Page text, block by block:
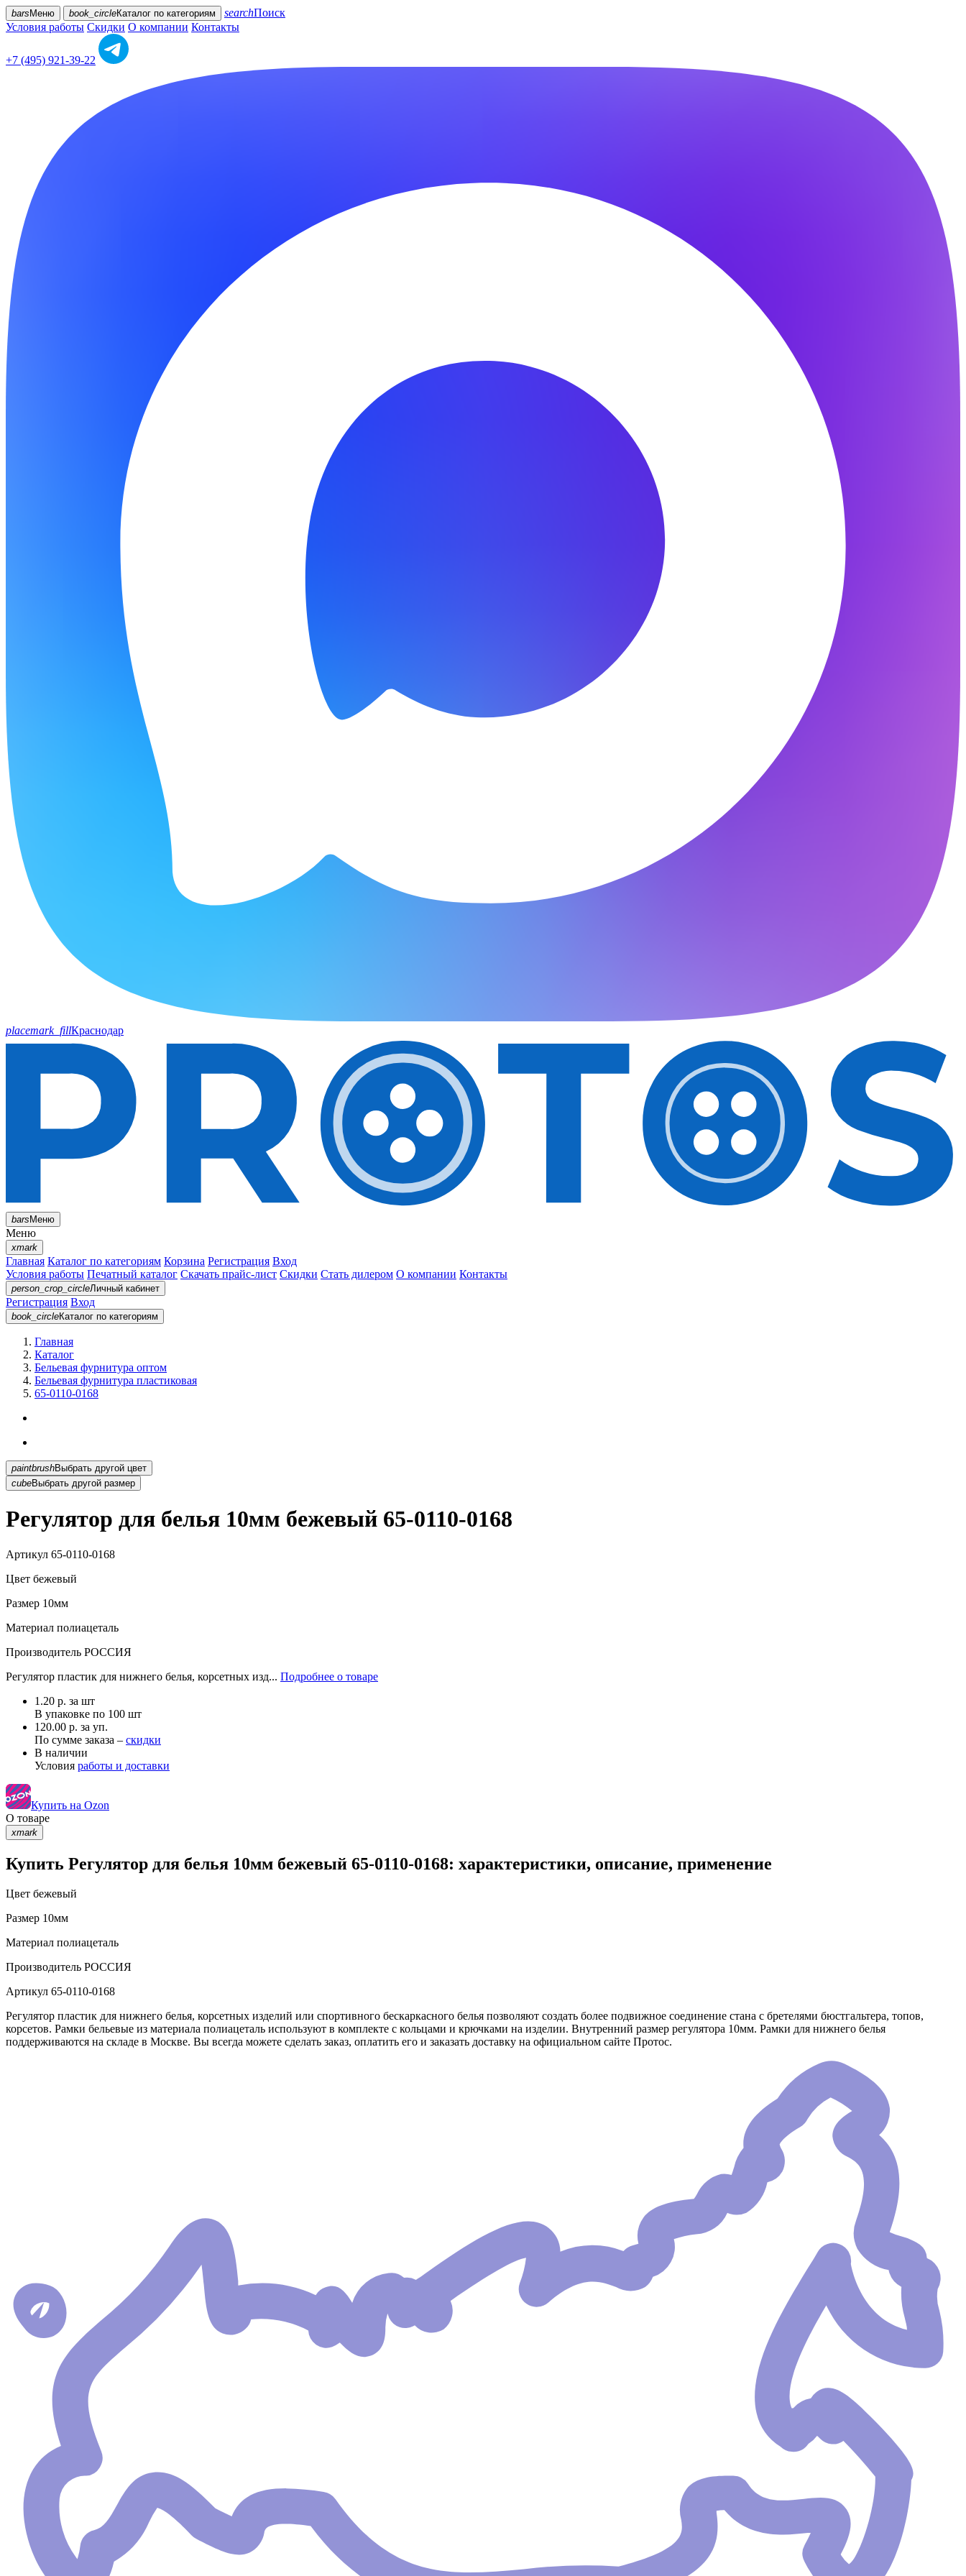
bars Меню book_circleКаталог по категориям searchПоиск
Условия работы Скидки О компании Контакты
+7 (495) 921-39-22
placemark_fillКраснодар
barsМеню
Меню
xmark
Главная Каталог по категориям Корзина Регистрация Вход
Условия работы Печатный каталог Скачать прайс-лист Скидки Стать дилером О компании Контакты
person_crop_circleЛичный кабинет
Регистрация Вход
book_circleКаталог по категориям
Главная
Каталог
Бельевая фурнитура оптом
Бельевая фурнитура пластиковая
65-0110-0168
paintbrush
Выбрать другой цвет
cubeВыбрать другой размер
Регулятор для белья 10мм бежевый 65-0110-0168
Артикул 65-0110-0168
Цвет бежевый
Размер 10мм
Материал полиацеталь
Производитель РОССИЯ
Регулятор пластик для нижнего белья, корсетных изд... Подробнее о товаре
1.20 р. за шт
В упаковке по 100 шт
120.00 р. за уп.
По сумме заказа – скидки
В наличии
Условия работы и доставки
Купить на Ozon
О товаре
xmark
Купить Регулятор для белья 10мм бежевый 65-0110-0168: характеристики, описание, применение
Цвет бежевый
Размер 10мм
Материал полиацеталь
Производитель РОССИЯ
Артикул 65-0110-0168
Регулятор пластик для нижнего белья, корсетных изделий или спортивного бескаркасного белья позволяют создать более подвижное соединение стана с бретелями бюстгальтера, топов,
корсетов. Рамки бельевые из материала полиацеталь используют в комплекте с кольцами и крючками на изделии. Внутренний размер регулятора 10мм. Рамки для нижнего белья
поддерживаются на складе в Москве. Вы всегда можете сделать заказ, оплатить его и заказать доставку на официальном сайте Протос.